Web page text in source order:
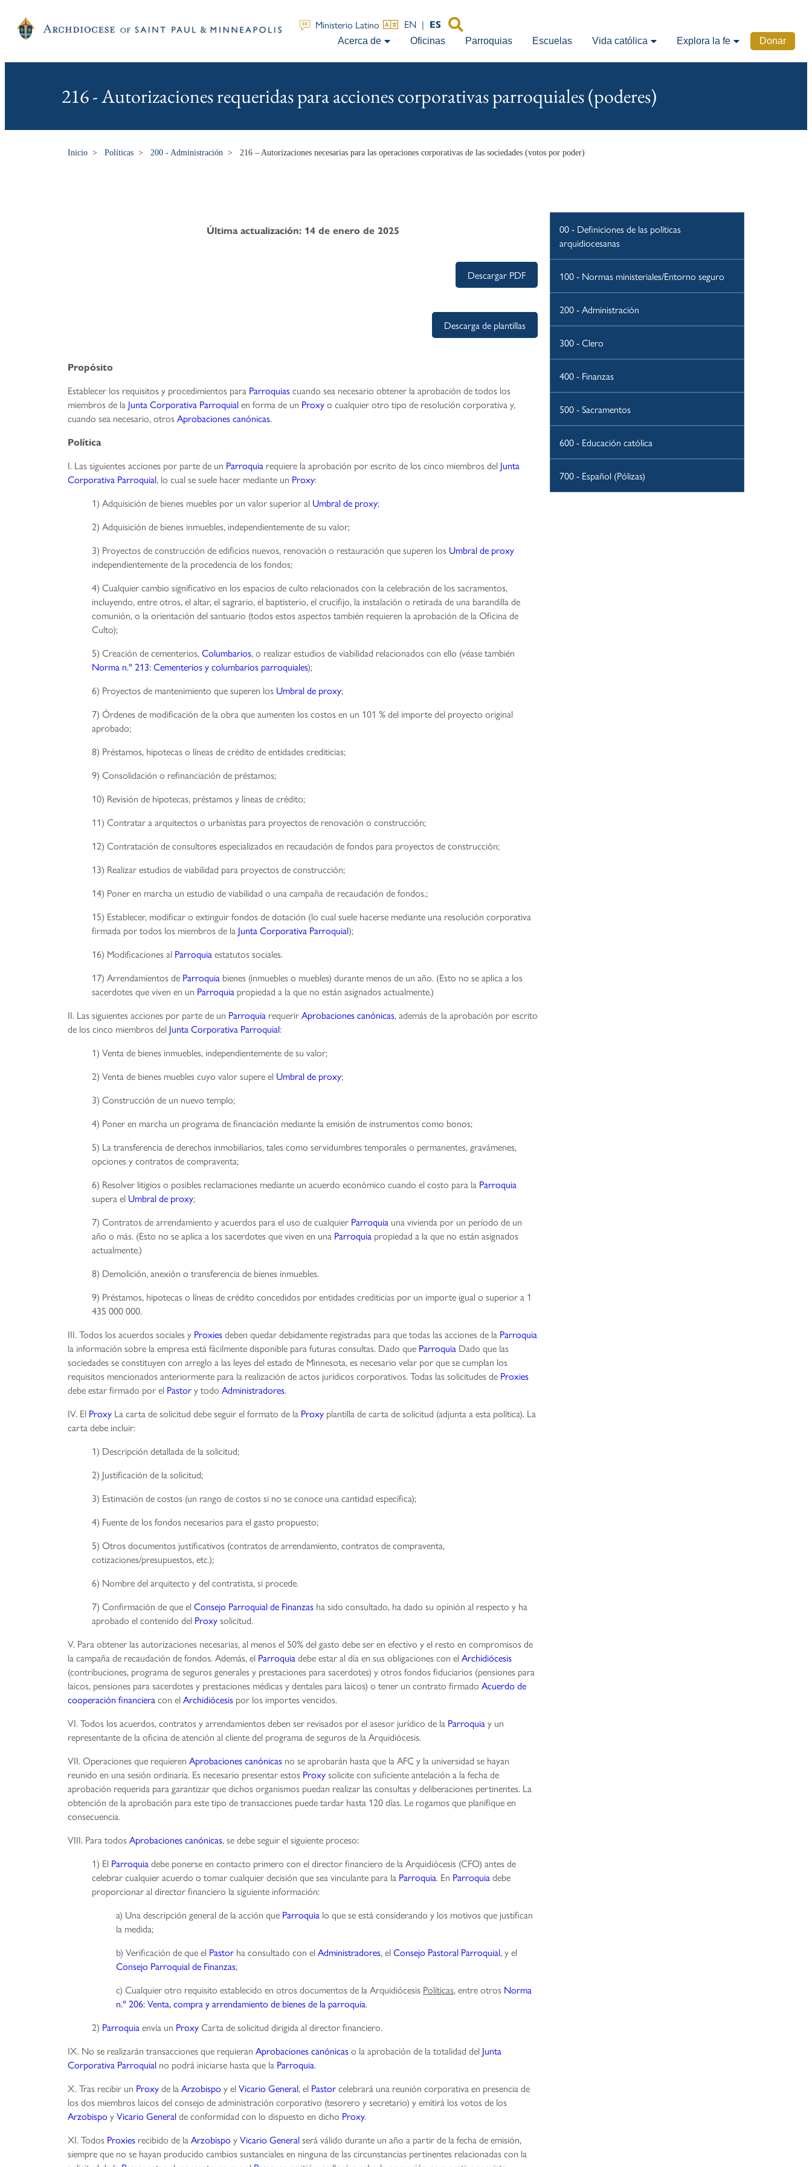
Ministerio Latino EN | ES
Acerca de Oficinas Parroquias Escuelas Vida católica Explora la fe Donar
216 - Autorizaciones requeridas para acciones corporativas parroquiales (poderes)
Inicio > Políticas > 200 - Administración > 216 – Autorizaciones necesarias para las operaciones corporativas de las sociedades (votos por poder)
Última actualización: 14 de enero de 2025
Descargar PDF
Descarga de plantillas
Propósito
Establecer los requisitos y procedimientos para Parroquiascuando sea necesario obtener la aprobación de todos los
miembros de la Junta Corporativa Parroquialen forma de un Proxyo cualquier otro tipo de resolución corporativa y,
cuando sea necesario, otrosAprobaciones canónicas.
Política
I. Las siguientes acciones por parte de un Parroquia requiere la aprobación por escrito de los cinco miembros del Junta
Corporativa Parroquial, lo cual se suele hacer mediante un Proxy:
1) Adquisición de bienes muebles por un valor superior al Umbral de proxy;
2) Adquisición de bienes inmuebles, independientemente de su valor;
3) Proyectos de construcción de edificios nuevos, renovación o restauración que superen los Umbral de proxy
independientemente de la procedencia de los fondos;
4) Cualquier cambio significativo en los espacios de culto relacionados con la celebración de los sacramentos,
incluyendo, entre otros, el altar, el sagrario, el baptisterio, el crucifijo, la instalación o retirada de una barandilla de
comunión, o la orientación del santuario (todos estos aspectos también requieren la aprobación de la Oficina de
Culto);
5) Creación de cementerios, Columbarios, o realizar estudios de viabilidad relacionados con ello (véase también
Norma n.º 213: Cementerios y columbarios parroquiales);
6) Proyectos de mantenimiento que superen los Umbral de proxy;
7) Órdenes de modificación de la obra que aumenten los costos en un 101 % del importe del proyecto original
aprobado;
8) Préstamos, hipotecas o líneas de crédito de entidades crediticias;
9) Consolidación o refinanciación de préstamos;
10) Revisión de hipotecas, préstamos y líneas de crédito;
11) Contratar a arquitectos o urbanistas para proyectos de renovación o construcción;
12) Contratación de consultores especializados en recaudación de fondos para proyectos de construcción;
13) Realizar estudios de viabilidad para proyectos de construcción;
14) Poner en marcha un estudio de viabilidad o una campaña de recaudación de fondos.;
15) Establecer, modificar o extinguir fondos de dotación (lo cual suele hacerse mediante una resolución corporativa
firmada por todos los miembros de la Junta Corporativa Parroquial);
16) Modificaciones al Parroquia estatutos sociales.
17) Arrendamientos de Parroquia bienes (inmuebles o muebles) durante menos de un año. (Esto no se aplica a los
sacerdotes que viven en un Parroquia propiedad a la que no están asignados actualmente.)
II. Las siguientes acciones por parte de un Parroquia requerirAprobaciones canónicas, además de la aprobación por escrito
de los cinco miembros del Junta Corporativa Parroquial:
1) Venta de bienes inmuebles, independientemente de su valor;
2) Venta de bienes muebles cuyo valor supere el Umbral de proxy;
3) Construcción de un nuevo templo;
4) Poner en marcha un programa de financiación mediante la emisión de instrumentos como bonos;
5) La transferencia de derechos inmobiliarios, tales como servidumbres temporales o permanentes, gravámenes,
opciones y contratos de compraventa;
6) Resolver litigios o posibles reclamaciones mediante un acuerdo económico cuando el costo para la Parroquia
supera el Umbral de proxy;
7) Contratos de arrendamiento y acuerdos para el uso de cualquier Parroquia una vivienda por un período de un
año o más. (Esto no se aplica a los sacerdotes que viven en una Parroquia propiedad a la que no están asignados
actualmente.)
8) Demolición, anexión o transferencia de bienes inmuebles.
9) Préstamos, hipotecas o líneas de crédito concedidos por entidades crediticias por un importe igual o superior a 1
435 000 000.
III. Todos los acuerdos sociales y Proxiesdeben quedar debidamente registradas para que todas las acciones de la Parroquia
la información sobre la empresa está fácilmente disponible para futuras consultas. Dado que Parroquia Dado que las
sociedades se constituyen con arreglo a las leyes del estado de Minnesota, es necesario velar por que se cumplan los
requisitos mencionados anteriormente para la realización de actos jurídicos corporativos. Todas las solicitudes de Proxies
debe estar firmado por el Pastory todo Administradores.
IV. El Proxy La carta de solicitud debe seguir el formato de la Proxy plantilla de carta de solicitud (adjunta a esta política). La
carta debe incluir:
1) Descripción detallada de la solicitud;
2) Justificación de la solicitud;
3) Estimación de costos (un rango de costos si no se conoce una cantidad específica);
4) Fuente de los fondos necesarios para el gasto propuesto;
5) Otros documentos justificativos (contratos de arrendamiento, contratos de compraventa,
cotizaciones/presupuestos, etc.);
6) Nombre del arquitecto y del contratista, si procede.
7) Confirmación de que el Consejo Parroquial de Finanzas ha sido consultado, ha dado su opinión al respecto y ha
aprobado el contenido del Proxysolicitud.
V. Para obtener las autorizaciones necesarias, al menos el 50% del gasto debe ser en efectivo y el resto en compromisos de
la campaña de recaudación de fondos. Además, el Parroquia debe estar al día en sus obligaciones con el Archidiócesis
(contribuciones, programa de seguros generales y prestaciones para sacerdotes) y otros fondos fiduciarios (pensiones para
laicos, pensiones para sacerdotes y prestaciones médicas y dentales para laicos) o tener un contrato firmado Acuerdo de
cooperación financiera con el Archidiócesis por los importes vencidos.
VI. Todos los acuerdos, contratos y arrendamientos deben ser revisados por el asesor jurídico de la Parroquia y un
representante de la oficina de atención al cliente del programa de seguros de la Arquidiócesis.
VII. Operaciones que requieren Aprobaciones canónicas no se aprobarán hasta que la AFC y la universidad se hayan
reunido en una sesión ordinaria. Es necesario presentar estos Proxysolicite con suficiente antelación a la fecha de
aprobación requerida para garantizar que dichos organismos puedan realizar las consultas y deliberaciones pertinentes. La
obtención de la aprobación para este tipo de transacciones puede tardar hasta 120 días. Le rogamos que planifique en
consecuencia.
VIII. Para todosAprobaciones canónicas, se debe seguir el siguiente proceso:
1) El Parroquia debe ponerse en contacto primero con el director financiero de la Arquidiócesis (CFO) antes de
celebrar cualquier acuerdo o tomar cualquier decisión que sea vinculante para la Parroquia. En Parroquia debe
proporcionar al director financiero la siguiente información:
a) Una descripción general de la acción que Parroquia lo que se está considerando y los motivos que justifican
la medida;
b) Verificación de que el Pastor ha consultado con el Administradores, el Consejo Pastoral Parroquial, y el
Consejo Parroquial de Finanzas;
c) Cualquier otro requisito establecido en otros documentos de la Arquidiócesis Políticas, entre otros Norma
n.º 206: Venta, compra y arrendamiento de bienes de la parroquia.
2) Parroquia envía un ProxyCarta de solicitud dirigida al director financiero.
IX. No se realizarán transacciones que requieran Aprobaciones canónicaso la aprobación de la totalidad del Junta
Corporativa Parroquial no podrá iniciarse hasta que la Parroquia.
X. Tras recibir un Proxyde la Arzobispo y el Vicario General, el Pastorcelebrará una reunión corporativa en presencia de
los dos miembros laicos del consejo de administración corporativo (tesorero y secretario) y emitirá los votos de los
Arzobispo yVicario Generalde conformidad con lo dispuesto en dicho Proxy.
XI. Todos Proxies recibido de la Arzobispo yVicario Generalserá válido durante un año a partir de la fecha de emisión,
siempre que no se hayan producido cambios sustanciales en ninguna de las circunstancias pertinentes relacionadas con la
00 - Definiciones de las políticas
arquidiocesanas
100 - Normas ministeriales/Entorno seguro
200 - Administración
300 - Clero
400 - Finanzas
500 - Sacramentos
600 - Educación católica
700 - Español (Pólizas)